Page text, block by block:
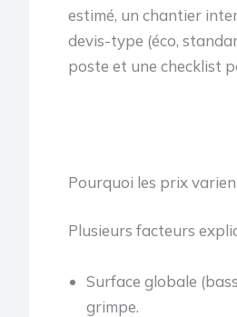
estimé, un chantier
devis-type (éco,
poste et une checklist
Pourquoi les prix
Plusieurs facteurs
Surface globale
grimpe.